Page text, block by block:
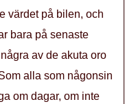
värdet på bilen, och
bara på senaste
av de akuta oro
alla som någonsin
om dagar, om inte